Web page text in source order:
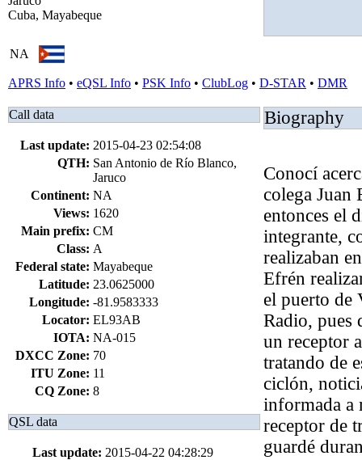
Cuba, Mayabeque
NA
APRS Info • eQSL Info • PSK Info • ClubLog • D-STAR • DMR
Call data
Last update: 2015-04-23 02:54:08
QTH: San Antonio de Río Blanco,
Jaruco
Continent: NA
Views: 1620
Main prefix: CM
Class: A
Federal state: Mayabeque
Latitude: 23.0625000
Longitude: -81.9583333
Locator: EL93AB
IOTA: NA-015
DXCC Zone: 70
ITU Zone: 11
CQ Zone: 8
QSL data
Last update: 2015-04-22 04:28:29
Biography
Conocí
colega Juan
entonces el
integrante,
realizaban
Efrén
el puerto de
Radio, pues
un receptor
tratando de
ciclón,
informada a
receptor de
guardé